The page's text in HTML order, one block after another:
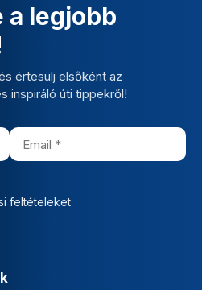
a legjobb
értesülj elsőként az
inspiráló úti tippekről!
feltételeket